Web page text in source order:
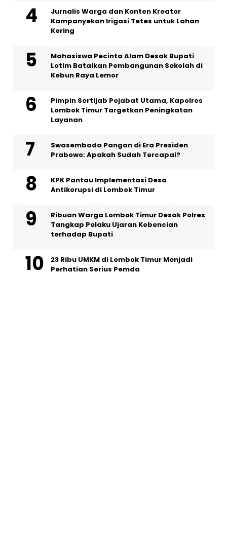
Jurnalis Warga dan Konten Kreator
Kampanyekan Irigasi Tetes untuk Lahan
Kering
Mahasiswa Pecinta Alam Desak Bupati
Lotim Batalkan Pembangunan Sekolah di
Kebun Raya Lemor
Pimpin Sertijab Pejabat Utama, Kapolres
Lombok Timur Targetkan Peningkatan
Layanan
Swasembada Pangan di Era Presiden
Prabowo: Apakah Sudah Tercapai?
KPK Pantau Implementasi Desa
Antikorupsi di Lombok Timur
Ribuan Warga Lombok Timur Desak Polres
Tangkap Pelaku Ujaran Kebencian
terhadap Bupati
23 Ribu UMKM di Lombok Timur Menjadi
Perhatian Serius Pemda